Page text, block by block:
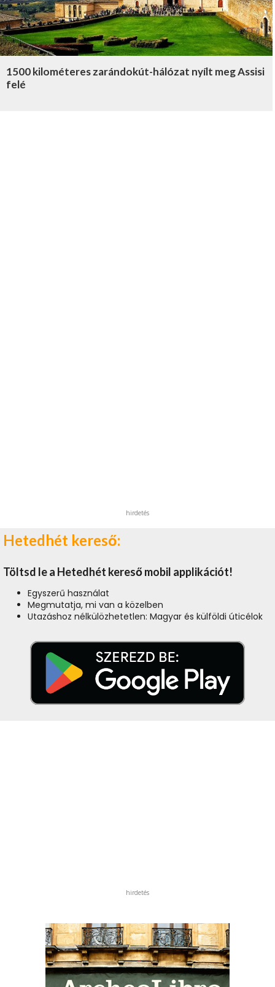
1500 kilométeres zarándokút-hálózat nyílt meg Assisi
felé
hirdetés
Hetedhét kereső:
Töltsd le a Hetedhét kereső mobil applikációt!
Egyszerű használat
Megmutatja, mi van a közelben
Utazáshoz nélkülözhetetlen: Magyar és külföldi úticélok
hirdetés